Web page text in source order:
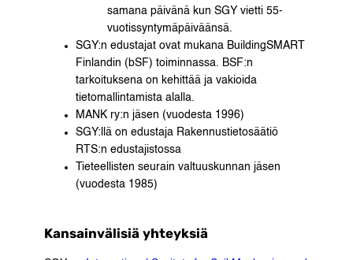
samana päivänä kun SGY vietti 55-
vuotissyntymäpäiväänsä.
SGY:n edustajat ovat mukana BuildingSMART
Finlandin (bSF) toiminnassa. BSF:n
tarkoituksena on kehittää ja vakioida
tietomallintamista alalla.
MANK ry:n jäsen (vuodesta 1996)
SGY:llä on edustaja Rakennustietosäätiö
RTS:n edustajistossa
Tieteellisten seurain valtuuskunnan jäsen
(vuodesta 1985)
Kansainvälisiä yhteyksiä